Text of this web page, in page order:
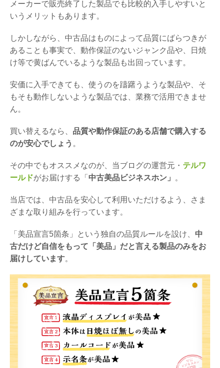
メーカーで販売終了した製品でも比較的入手しやすいと
いうメリットもあります。
しかしながら、中古品はものによって品質にばらつきが
あることも事実で、動作保証のないジャンク品や、日焼
け等で黄ばんでいるような製品も出回っています。
安価に入手できても、使うのを躊躇うような製品や、そ
もそも動作しないような製品では、業務で活用できませ
ん。
買い替えるなら、 品質や動作保証のある店舗で購入する
のが安心でしょう 。
その中でもオススメなのが、当ブログの運営元・ テルワ
ールドがお届けする「 中古美品ビジネスホン」 。
当店では、中古品を安心して利用いただけるよう、さま
ざまな取り組みを行っています。
「美品宣言5箇条」という独自の品質ルールを設け、 中
古だけど自信をもって「美品」だと言える製品のみをお
届けしています。